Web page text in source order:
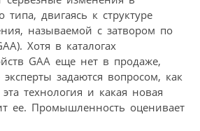
типа, двигаясь к структуре
называемой с затвором по
Хотя в каталогах
GAA еще нет в продаже,
задаются вопросом, как
технология и какая новая
ее. Промышленность оценивает